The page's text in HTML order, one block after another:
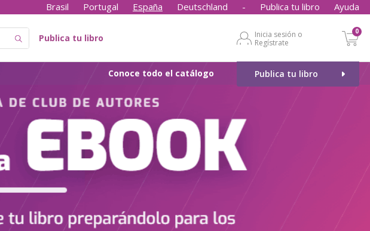
Brasil Portugal España Deutschland - Publica tu libro Ayuda
Publica tu libro
Inicia sesión o
Regístrate
0
Publica tu libro
Conoce todo el catálogo